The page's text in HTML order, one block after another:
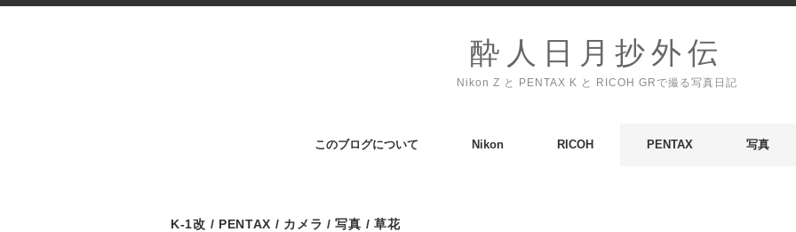
酔人日月抄外伝
Nikon Z と PENTAX K と RICOH GRで撮る写真日記
このブログについて Nikon RICOH PENTAX 写真
K-1改 / PENTAX / カメラ /写真 / 草花